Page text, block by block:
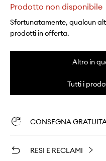
Prodotto non disponibile
Sfortunatamente, qualcun
prodotti in offerta.
Altro in
Tutti i
CONSEGNA
RESI E RECLAMI